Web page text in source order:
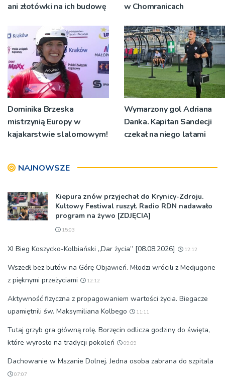
ani złotówki na ich budowę
w Chomranicach
Dominika Brzeska
mistrzynią Europy w
kajakarstwie slalomowym!
Wymarzony gol Adriana
Danka. Kapitan Sandecji
czekał na niego latami
NAJNOWSZE
Kiepura znów przyjechał do Krynicy-Zdroju.
Kultowy Festiwal ruszył. Radio RDN nadawało
program na żywo [ZDJĘCIA]
15:03
XI Bieg Koszycko-Kolbiański „Dar życia” [08.08.2026] 12:12
Wszedł bez butów na Górę Objawień. Młodzi wrócili z Medjugorie
z pięknymi przeżyciami
12:12
Aktywność fizyczna z propagowaniem wartości życia. Biegacze
upamiętnili św. Maksymiliana Kolbego
11:11
Tutaj grzyb gra główną rolę. Borzęcin odlicza godziny do święta,
które wyrosło na tradycji pokoleń
09:09
Dachowanie w Mszanie Dolnej. Jedna osoba zabrana do szpitala
07:07